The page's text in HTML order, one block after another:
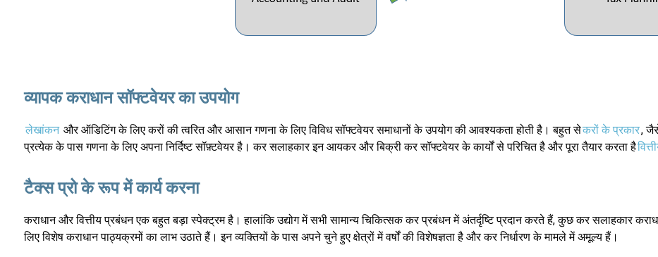
व्यापक कराधान सॉफ्टवेयर का उपयोग
लेखांकन और ऑडिटिंग के लिए करों की त्वरित और आसान गणना के लिए विविध सॉफ्टवेयर समाधानों के उपयोग की आवश्यकता होती है। बहुत सेकरों के प्रकार,
प्रत्येक के पास गणना के लिए अपना निर्दिष्ट सॉफ़्टवेयर है। कर सलाहकार इन आयकर और बिक्री कर सॉफ्टवेयर के कार्यों से परिचित है और पूरा तैयार करता है
टैक्स प्रो के रूप में कार्य करना
कराधान और वित्तीय प्रबंधन एक बहुत बड़ा स्पेक्ट्रम है। हालांकि उद्योग में सभी सामान्य चिकित्सक कर प्रबंधन में अंतर्दृष्टि प्रदान करते हैं, कुछ कर सलाहकार
लिए विशेष कराधान पाठ्यक्रमों का लाभ उठाते हैं। इन व्यक्तियों के पास अपने चुने हुए क्षेत्रों में वर्षों की विशेषज्ञता है और कर निर्धारण के मामले में अमूल्य हैं।